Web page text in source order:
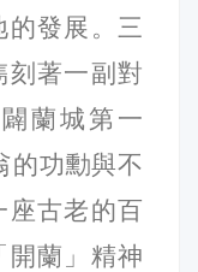
發展。三
刻著一副對
蘭城第一
的功勳與不
座古老的百
開蘭」精神